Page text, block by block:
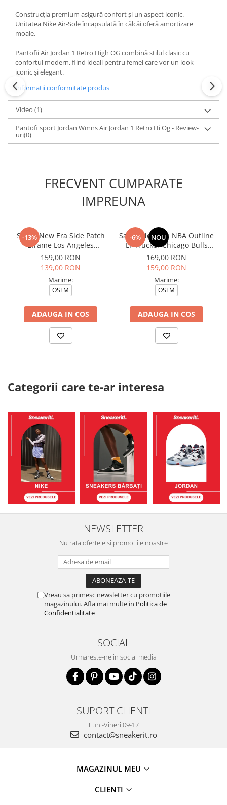
Construcția premium asigură confort și un aspect iconic.
Unitatea Nike Air-Sole încapsulată în călcâi oferă amortizare
moale.
Pantofii Air Jordan 1 Retro High OG combină stilul clasic cu
confortul modern, fiind ideali pentru femei care vor un look
iconic și elegant.
Informatii conformitate produs
Video (1)
Pantofi sport Jordan Wmns Air Jordan 1 Retro Hi Og - Review-
uri(0)
FRECVENT CUMPARATE
IMPREUNA
-13%
Sapca New Era Side Patch
Eframe Los Angeles
Dodgers Brs
159,00 RON
139,00 RON
Marime:
OSFM
ADAUGA IN COS
-6% NOU
Sapca New Era NBA Outline
Ef Trucker Chicago Bulls
Stcwhi
169,00 RON
159,00 RON
Marime:
OSFM
ADAUGA IN COS
Categorii care te-ar interesa
NEWSLETTER
Nu rata ofertele si promotiile noastre
Vreau sa primesc newsletter cu promotiile
magazinului. Afla mai multe in Politica de
Confidentialitate
SOCIAL
Urmareste-ne in social media
SUPORT CLIENTI
Luni-Vineri 09-17
contact@sneakerit.ro
MAGAZINUL MEU
CLIENTI